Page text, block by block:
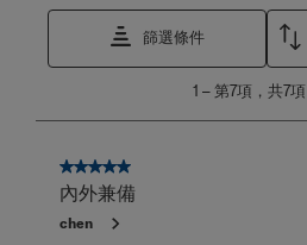
篩選條件
第
項，
1 –第7項，共7項
5星，共5星。
內外兼備
chen